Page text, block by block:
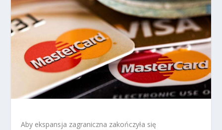
Aby ekspansja zagraniczna zakończyła się